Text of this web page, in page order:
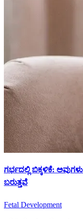
ಗರ್ಭದಲ್ಲಿ ಬಿಕ್ಕಳಿಕೆ:
ಬರುತ್ತವೆ
Fetal Development